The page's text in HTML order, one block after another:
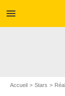
menu
Accueil Stars